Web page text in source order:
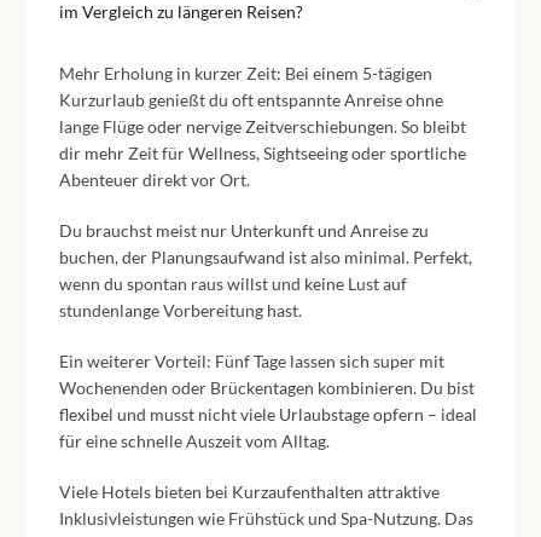
im Vergleich zu längeren Reisen?
Mehr Erholung in kurzer Zeit: Bei einem 5-tägigen
Kurzurlaub genießt du oft entspannte Anreise ohne
lange Flüge oder nervige Zeitverschiebungen. So bleibt
dir mehr Zeit für Wellness, Sightseeing oder sportliche
Abenteuer direkt vor Ort.
Du brauchst meist nur Unterkunft und Anreise zu
buchen, der Planungsaufwand ist also minimal. Perfekt,
wenn du spontan raus willst und keine Lust auf
stundenlange Vorbereitung hast.
Ein weiterer Vorteil: Fünf Tage lassen sich super mit
Wochenenden oder Brückentagen kombinieren. Du bist
flexibel und musst nicht viele Urlaubstage opfern – ideal
für eine schnelle Auszeit vom Alltag.
Viele Hotels bieten bei Kurzaufenthalten attraktive
Inklusivleistungen wie Frühstück und Spa-Nutzung. Das